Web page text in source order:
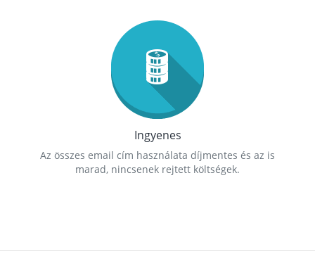
Ingyenes
Az összes email cím használata díjmentes és az is
marad, nincsenek rejtett költségek.